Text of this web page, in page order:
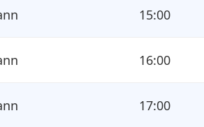
15:00
16:00
17:00